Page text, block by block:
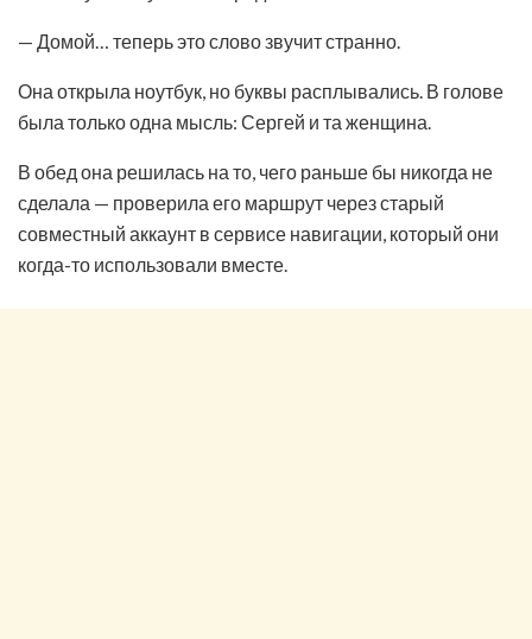
— Домой… теперь это слово звучит странно.
Она открыла ноутбук, но буквы расплывались. В голове
была только одна мысль: Сергей и та женщина.
В обед она решилась на то, чего раньше бы никогда не
сделала — проверила его маршрут через старый
совместный аккаунт в сервисе навигации, который они
когда-то использовали вместе.